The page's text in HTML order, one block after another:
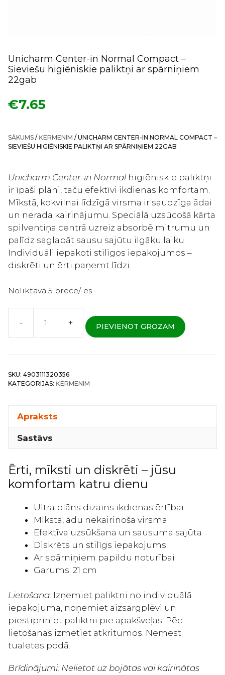
Unicharm Center-in Normal Compact –
Sieviešu higiēniskie paliktņi ar spārniņiem
22gab
€7.65
SĀKUMS / ĶERMENIM / UNICHARM CENTER-IN NORMAL COMPACT –
SIEVIEŠU HIGIĒNISKIE PALIKTŅI AR SPĀRNIŅIEM 22GAB
Unicharm Center-in Normalhigiēniskie paliktņi
ir īpaši plāni, taču efektīvi ikdienas komfortam.
Mīkstā, kokvilnai līdzīgā virsma ir saudzīga ādai
un nerada kairinājumu. Speciālā uzsūcošā kārta
spilventiņa centrā uzreiz absorbē mitrumu un
palīdz saglabāt sausu sajūtu ilgāku laiku.
Individuāli iepakoti stilīgos iepakojumos –
diskrēti un ērti paņemt līdzi.
Noliktavā 5 prece/-es
-
Unicharm
Center-
in
paliktņi
22gab
daudzums
+ PIEVIENOT GROZAM
SKU: 4903111320356
KATEGORIJAS: ĶERMENIM
Apraksts
Sastāvs
Ērti, mīksti un diskrēti – jūsu
komfortam katru dienu
Ultra plāns dizains ikdienas ērtībai
Mīksta, ādu nekairinoša virsma
Efektīva uzsūkšana un sausuma sajūta
Diskrēts un stilīgs iepakojums
Ar spārniņiem papildu noturībai
Garums: 21 cm
Lietošana: Izņemiet paliktni no individuālā
iepakojuma, noņemiet aizsargplēvi un
piestipriniet paliktni pie apakšveļas. Pēc
lietošanas izmetiet atkritumos. Nemest
tualetes podā.
Brīdinājumi: Nelietot uz bojātas vai kairinātas